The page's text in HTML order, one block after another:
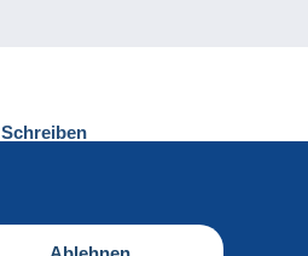
Schreiben